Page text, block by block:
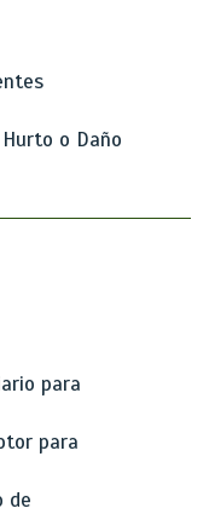
o Daño
para
para
de